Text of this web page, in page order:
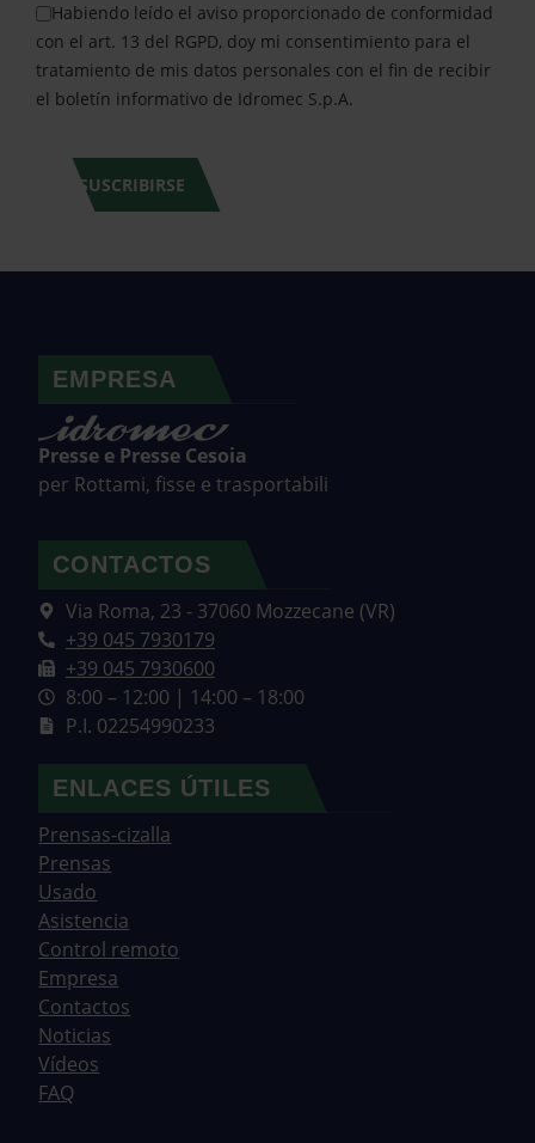
Habiendo leído el aviso proporcionado de conformidad
con el art. 13 del RGPD, doy mi consentimiento para el
tratamiento de mis datos personales con el fin de recibir
el boletín informativo de Idromec S.p.A.
SUSCRIBIRSE
EMPRESA
Presse e Presse Cesoia
per Rottami, fisse e trasportabili
CONTACTOS
Via Roma, 23 - 37060 Mozzecane (VR)
+39 045 7930179
+39 045 7930600
8:00 – 12:00 | 14:00 – 18:00
P.I. 02254990233
ENLACES ÚTILES
Prensas-cizalla
Prensas
Usado
Asistencia
Control remoto
Empresa
Contactos
Noticias
Vídeos
FAQ